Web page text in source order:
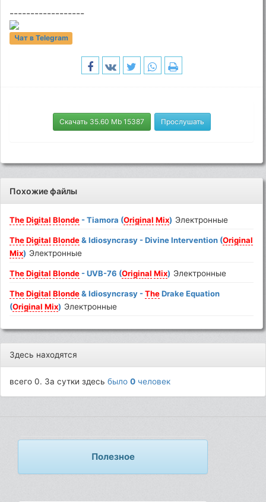
------------------
Чат в Telegram
Скачать 35.60 Mb 15387 Прослушать
Похожие файлы
The Digital Blonde - Tiamora (Original Mix) Электронные
The Digital Blonde& Idiosyncrasy - Divine Intervention (Original
Mix) Электронные
The Digital Blonde - UVB-76 (Original Mix) Электронные
The Digital Blonde& Idiosyncrasy -TheDrake Equation
(Original Mix) Электронные
Здесь находятся
всего 0. За сутки здесьбыло0 человек
Полезное